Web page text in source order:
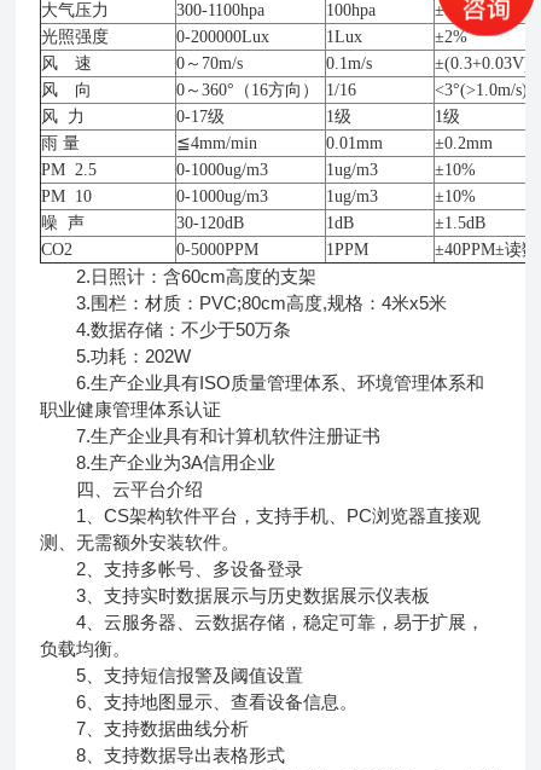
大气压力
300-1100hpa 100hpa
±0.25%
光照强度
0-200000Lux 1Lux
±2%
风 速
0～70m/s 0.1m/s
风 向
0～360°（16方向） 1/16
<3°(>1.0m/s)
风 力 0-17级 1级
1级
雨 量 ≦4mm/min 0.01mm
±0.2mm
PM 2.5 0-1000ug/m3 1ug/m3
±10%
PM 10
0-1000ug/m3 1ug/m3
±10%
噪 声 30-120dB 1dB
±1.5dB
CO2
0-5000PPM 1PPM ±40PPM±读
2.日照计：含60cm高度的支架
3.围栏：材质：PVC;80cm高度,规格：4米x5米
4.数据存储：不少于50万条
5.功耗：202W
6.生产企业具有ISO质量管理体系、环境管理体系和
职业健康管理体系认证
7.生产企业具有和计算机软件注册证书
8.生产企业为3A信用企业
四、云平台介绍
1、CS架构软件平台，支持手机、PC浏览器直接观
测、无需额外安装软件。
2、支持多帐号、多设备登录
3、支持实时数据展示与历史数据展示仪表板
4、云服务器、云数据存储，稳定可靠，易于扩展，
负载均衡。
5、支持短信报警及阈值设置
6、支持地图显示、查看设备信息。
7、支持数据曲线分析
8、支持数据导出表格形式